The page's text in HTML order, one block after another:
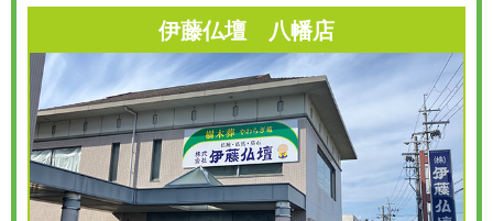
伊藤仏壇 八幡店